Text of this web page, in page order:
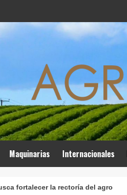
Maquinarias Internacionales
la rectoría del agro